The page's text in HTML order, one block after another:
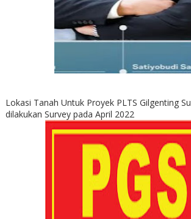
Lokasi Tanah Untuk Proyek PLTS Gilgenting
dilakukan Survey pada April 2022